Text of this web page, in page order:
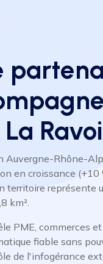
Auvergne-Rhône-
en croissance (+10
territoire représente
km².
PME, commerces
fiable sans
de l'infogérance